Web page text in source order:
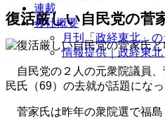
連載
会社概要
月刊「政経東北」
情報提供｜政経東北
復活厳しい自民党の菅
自民党の２人の元衆院議員
民氏（69）の去就が話題になっ
菅家氏は昨年の衆院選で福島